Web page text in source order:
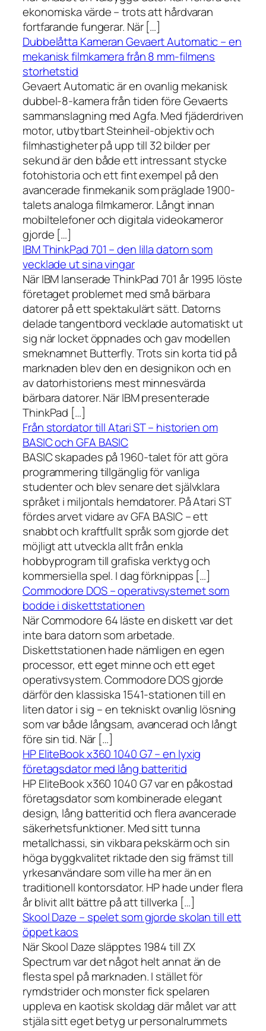
ekonomiska värde – trots att hårdvaran
fortfarande fungerar. När […]
Dubbelåtta Kameran Gevaert Automatic – en
mekanisk filmkamera från 8 mm-filmens
storhetstid
Gevaert Automatic är en ovanlig mekanisk
dubbel-8-kamera från tiden före Gevaerts
sammanslagning med Agfa. Med fjäderdriven
motor, utbytbart Steinheil-objektiv och
filmhastigheter på upp till 32 bilder per
sekund är den både ett intressant stycke
fotohistoria och ett fint exempel på den
avancerade finmekanik som präglade 1900-
talets analoga filmkameror. Långt innan
mobiltelefoner och digitala videokameror
gjorde […]
IBM ThinkPad 701 – den lilla datorn som
vecklade ut sina vingar
När IBM lanserade ThinkPad 701 år 1995 löste
företaget problemet med små bärbara
datorer på ett spektakulärt sätt. Datorns
delade tangentbord vecklade automatiskt ut
sig när locket öppnades och gav modellen
smeknamnet Butterfly. Trots sin korta tid på
marknaden blev den en designikon och en
av datorhistoriens mest minnesvärda
bärbara datorer. När IBM presenterade
ThinkPad […]
Från stordator till Atari ST – historien om
BASIC och GFA BASIC
BASIC skapades på 1960-talet för att göra
programmering tillgänglig för vanliga
studenter och blev senare det självklara
språket i miljontals hemdatorer. På Atari ST
fördes arvet vidare av GFA BASIC – ett
snabbt och kraftfullt språk som gjorde det
möjligt att utveckla allt från enkla
hobbyprogram till grafiska verktyg och
kommersiella spel. I dag förknippas […]
Commodore DOS – operativsystemet som
bodde i diskettstationen
När Commodore 64 läste en diskett var det
inte bara datorn som arbetade.
Diskettstationen hade nämligen en egen
processor, ett eget minne och ett eget
operativsystem. Commodore DOS gjorde
därför den klassiska 1541-stationen till en
liten dator i sig – en tekniskt ovanlig lösning
som var både långsam, avancerad och långt
före sin tid. När […]
HP EliteBook x360 1040 G7 – en lyxig
företagsdator med lång batteritid
HP EliteBook x360 1040 G7 var en påkostad
företagsdator som kombinerade elegant
design, lång batteritid och flera avancerade
säkerhetsfunktioner. Med sitt tunna
metallchassi, sin vikbara pekskärm och sin
höga byggkvalitet riktade den sig främst till
yrkesanvändare som ville ha mer än en
traditionell kontorsdator. HP hade under flera
år blivit allt bättre på att tillverka […]
Skool Daze – spelet som gjorde skolan till ett
öppet kaos
När Skool Daze släpptes 1984 till ZX
Spectrum var det något helt annat än de
flesta spel på marknaden. I stället för
rymdstrider och monster fick spelaren
uppleva en kaotisk skoldag där målet var att
stjäla sitt eget betyg ur personalrummets